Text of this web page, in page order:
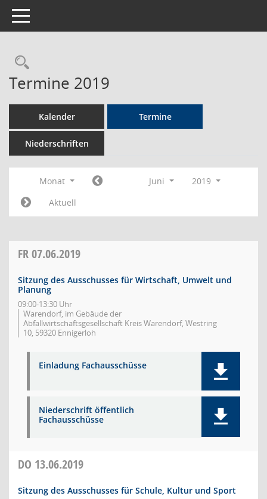
Toggle navigation
Rechercheauswahl
Termine 2019
Kalender Termine
Niederschriften
Monat Juni
2019
Aktuell
FR07.06.2019
Sitzung des Ausschusses für Wirtschaft, Umwelt und
Planung
09:00-13:30 Uhr
Warendorf, im Gebäude der
Abfallwirtschaftsgesellschaft Kreis Warendorf, Westring
10, 59320 Ennigerloh
Einladung Fachausschüsse
Niederschrift öffentlich
Fachausschüsse
DO 13.06.2019
Sitzung des Ausschusses für Schule, Kultur und Sport